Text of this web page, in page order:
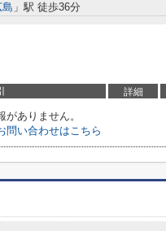
島 」駅 徒歩36分
詳細
がありません。
問い合わせはこちら